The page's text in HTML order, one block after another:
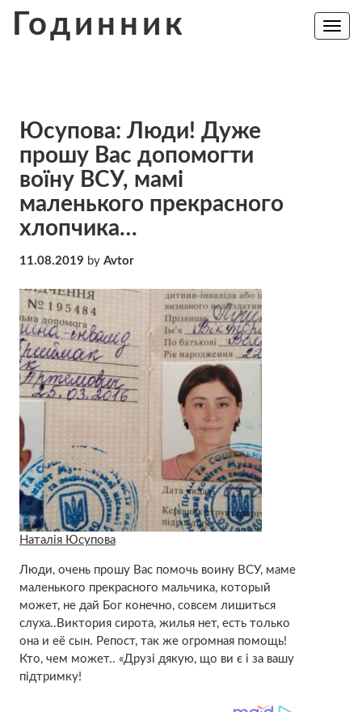
Годинник
Toggle
Юсупова: Люди! Дуже
прошу Вас допомогти
воїну ВСУ, мамі
маленького прекрасного
хлопчика…
11.08.2019 by Avtor
Наталія Юсупова
Люди, очень прошу Вас помочь воину ВСУ, маме
маленького прекрасного мальчика, который
может, не дай Бог конечно, совсем лишиться
слуха..Виктория сирота, жилья нет, есть только
она и её сын. Репост, так же огромная помощь!
Кто, чем может.. «Друзі дякую, що ви є і за вашу
підтримку!